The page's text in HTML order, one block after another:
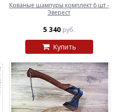
Кованые шампуры комплект 6 шт -
Эверест
5 340 руб.
Купить